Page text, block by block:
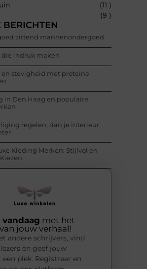
(11 )
(9 )
BERICHTEN
zittend mannenondergoed
die indruk maken
en stevigheid met proteïne
in Den Haag en populaire
regelen, dan je interieur:
Kleding Merken: Stijlvol en
met het
jouw verhaal!
andere schrijvers, vind
en geef jouw
plek. Registreer en